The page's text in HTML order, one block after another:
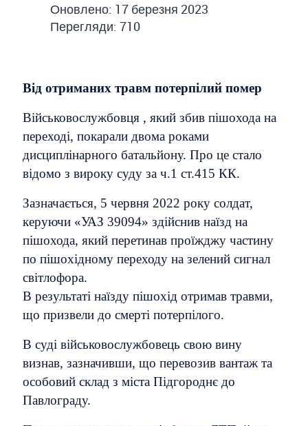
Оновлено: 17 березня 2023
Перегляди: 710
Від отриманих травм потерпілий помер
Військовослужбовця , який збив пішохода на
переході, покарали двома роками
дисциплінарного батальйону. Про це стало
відомо з вироку суду за ч.1 ст.415 КК.
Зазначається, 5 червня 2022 року солдат,
керуючи «УАЗ 39094» здійснив наїзд на
пішохода, який перетинав проїжджу частину
по пішохідному переходу на зелений сигнал
світлофора.
В результаті наїзду пішохід отримав травми,
що призвели до смерті потерпілого.
В суді військовослужбовець свою вину
визнав, зазначивши, що перевозив вантаж та
особовий склад з міста Підгороднє до
Павлограду.